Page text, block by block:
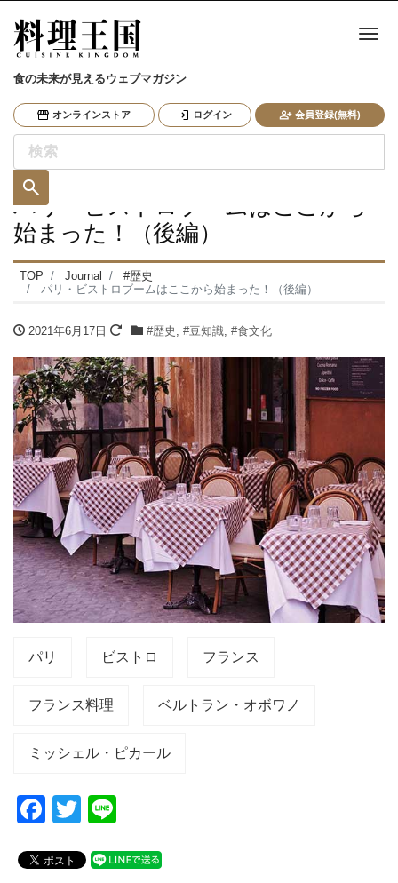
食の未来が見えるウェブマガジン
オンラインストア ログイン 会員登録(無料)
ナ
パリ・ビストロブームはここから
始まった！（後編）
TOP Journal
#歴史
パリ・ビストロブームはここから始まった！（後編）
2021年6月17日 #歴史 , #豆知識, #食文化
パリ ビストロ フランス
フランス料理 ベルトラン・オボワノ
ミッシェル・ピカール
F
c
T
tt
e